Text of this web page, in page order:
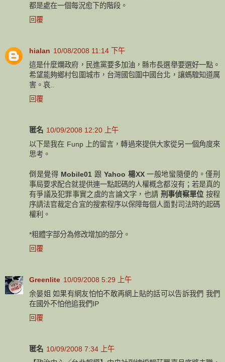
都是處在一個每況愈下的階段。
回覆
hialan 10/08/2008 11:14 下午
這是什麼爛政府，民進黨要多加油，縣市長選舉要選好一點。
希望能夠鄉村包圍城市，台灣國包圍中國台北，讓螞騜知道厲
害。哀..
回覆
匿名 10/09/2008 12:20 上午
以下是我在 Funp 上的留言，轉過來提供大家從另一個角度來
思考。
倒是覺得 Mobile01 跟Yahoo 楊XX一般地蠻隨便的。僅刑
事局要求配合就提供連一點起碼的人權概念都沒有；若是真的
有爭議及犯罪事實之虞的言論文字，也請 刑事偵察單位 按程
序請法官裁定合宜的搜索程序以保障每個人面對司法時的起碼
權利。
*粗體字部分為修改增加的部分。
回覆
Greenlite 10/09/2008 5:29 上午
余晏姐 如果有網友怕怕不敢再網上貼的話可以告訴我們 我們
在國外不怕他追我們IP
回覆
匿名 10/09/2008 7:34 上午